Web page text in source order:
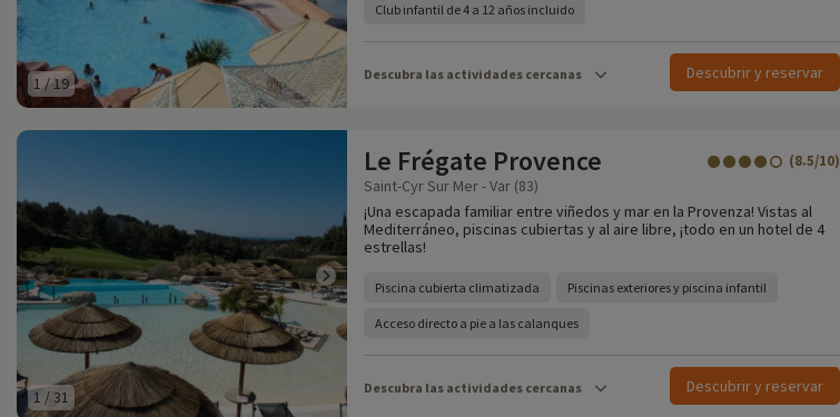
1 /19
Club infantil de 4 a 12 años incluido
Descubra las actividades cercanas Descubrir y reservar
1 /31
Le Frégate Provence (8.5/10)
Saint-Cyr Sur Mer - Var (83)
¡Una escapada familiar entre viñedos y mar en la Provenza! Vistas al
Mediterráneo, piscinas cubiertas y al aire libre, ¡todo en un hotel de 4
estrellas!
Piscina cubierta climatizada Piscinas exteriores y piscina infantil
Acceso directo a pie a las calanques
Descubra las actividades cercanas Descubrir y reservar